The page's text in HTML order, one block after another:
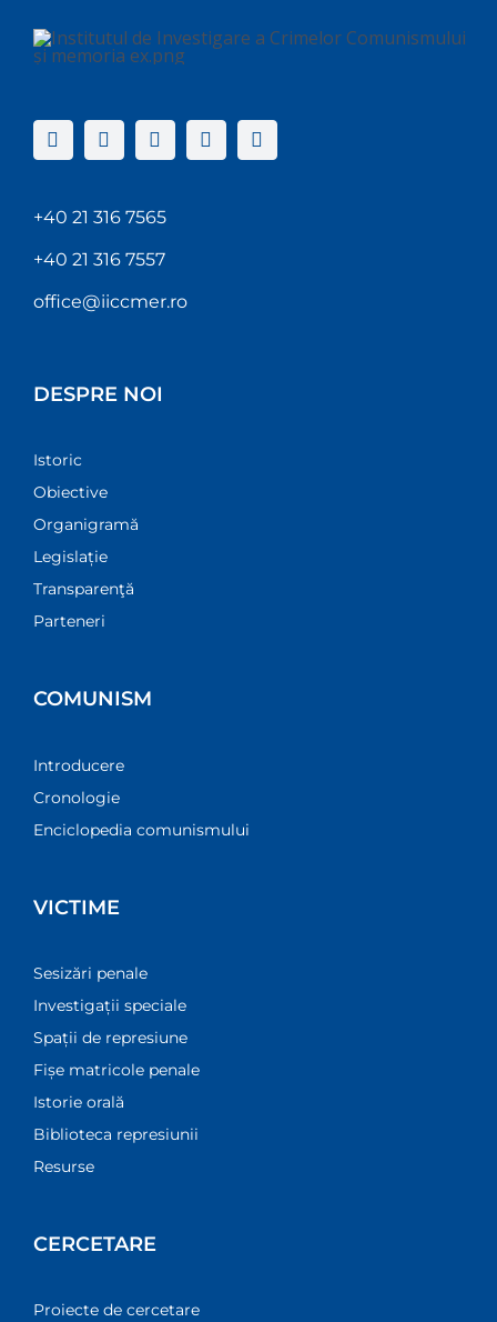
+40 21 316 7565
+40 21 316 7557
office@iiccmer.ro
DESPRE NOI
Istoric
Obiective
Organigramă
Legislație
Transparenţă
Parteneri
COMUNISM
Introducere
Cronologie
Enciclopedia comunismului
VICTIME
Sesizări penale
Investigații speciale
Spații de represiune
Fișe matricole penale
Istorie orală
Biblioteca represiunii
Resurse
CERCETARE
Proiecte de cercetare